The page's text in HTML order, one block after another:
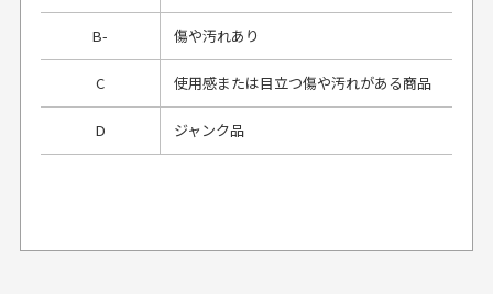
B- 傷や汚れあり
C 使用感または目立つ傷や汚れがある商品
D ジャンク品